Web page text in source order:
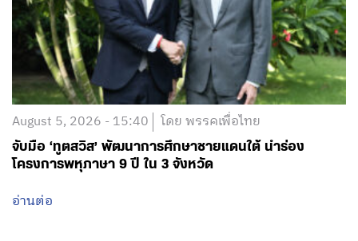
August 5, 2026 - 15:40 โดย พรรคเพื่อไทย
จับมือ ‘ทูตสวิส’ พัฒนาการศึกษาชายแดนใต้ นำร่อง
โครงการพหุภาษา 9 ปี ใน 3 จังหวัด
อ่านต่อ